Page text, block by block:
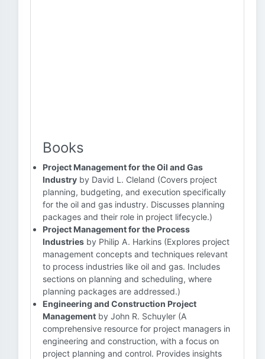
Books
Project Management for the Oil and Gas
Industry by David L. Cleland (Covers project
planning, budgeting, and execution specifically
for the oil and gas industry. Discusses planning
packages and their role in project lifecycle.)
Project Management for the Process
Industries by Philip A. Harkins (Explores project
management concepts and techniques relevant
to process industries like oil and gas. Includes
sections on planning and scheduling, where
planning packages are addressed.)
Engineering and Construction Project
Management by John R. Schuyler (A
comprehensive resource for project managers in
engineering and construction, with a focus on
project planning and control. Provides insights